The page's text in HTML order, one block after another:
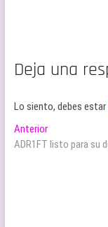
Deja una
Lo siento, debes estar
Navegación
de
AnteriorEntrada
anterior:
ADR1FT listo para su